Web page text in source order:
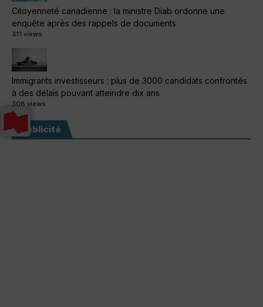
Citoyenneté canadienne : la ministre Diab ordonne une
enquête après des rappels de documents
311 views
Immigrants investisseurs : plus de 3000 candidats confrontés
à des délais pouvant atteindre dix ans
308 views
Publicité